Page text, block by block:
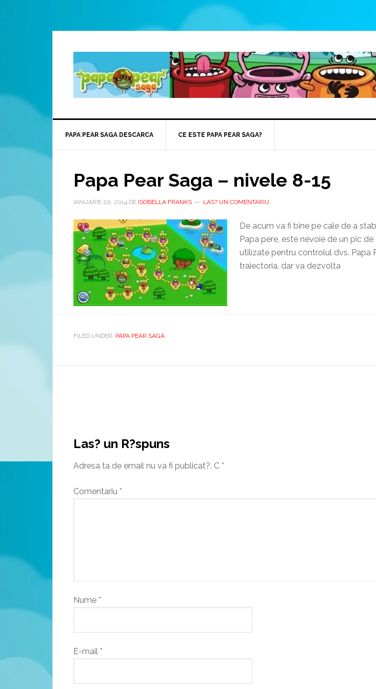
PAPA PEAR SAGA DESCARCA CE ESTE PAPA PEAR SAGA?
Papa Pear Saga – nivele 8-15
IANUARIE 20, 2014 DE ISOBELLA FRANKS LAS? UN COMENTARIU
De acum va fi bine pe cale de a
Papa pere, este nevoie de un pic de
utilizate pentru controlul dvs. Papa
traiectoria, dar va dezvolta
FILED UNDER: PAPA PEAR SAGA
Las? un R?spuns
Adresa ta de email nu va fi publicat?. C *
Comentariu *
Nume *
E-mail *